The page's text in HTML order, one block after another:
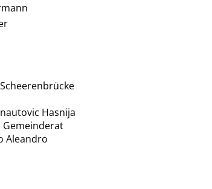
Hasnija
Gemeinderat
Aleandro